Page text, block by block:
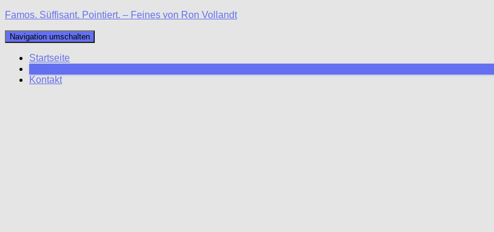
Famos. Süffisant. Pointiert. – Feines von Ron Vollandt
Navigation umschalten
Startseite
Kontakt